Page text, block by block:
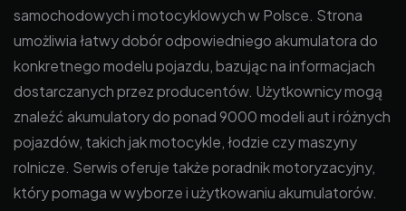
samochodowych i motocyklowych w Polsce. Strona
umożliwia łatwy dobór odpowiedniego akumulatora do
konkretnego modelu pojazdu, bazując na informacjach
dostarczanych przez producentów. Użytkownicy mogą
znaleźć akumulatory do ponad 9000 modeli aut i różnych
pojazdów, takich jak motocykle, łodzie czy maszyny
rolnicze. Serwis oferuje także poradnik motoryzacyjny,
który pomaga w wyborze i użytkowaniu akumulatorów.